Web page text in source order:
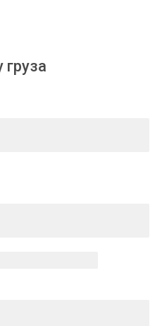
груза